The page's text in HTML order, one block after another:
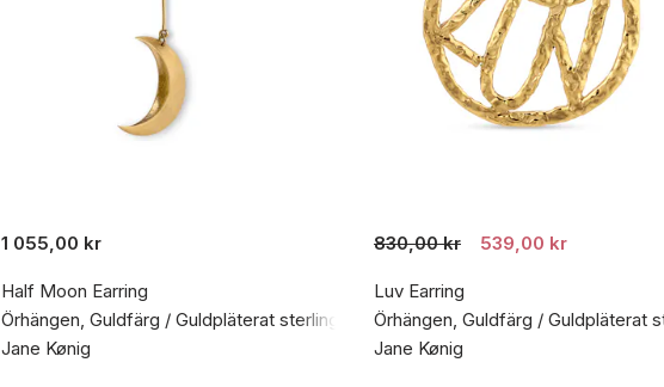
1 055,00 kr
Half Moon Earring
Örhängen, Guldfärg / Guldpläterat sterlingsilver 925
Jane Kønig
830,00 kr 539,00 kr
Luv Earring
Örhängen, Guldfärg / Guldpläterat
Jane Kønig